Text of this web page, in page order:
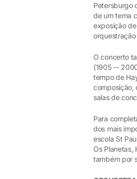
Petersburgo
de um tema
exposição
O concerto
(1905 --
tempo de
composição,
salas de
Para
dos mais
escola St
Os Planetas,
também por